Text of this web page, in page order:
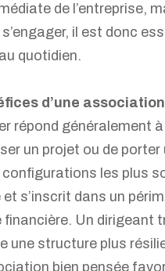
de l’entreprise,
il est donc
quotidien.
d’une
répond généralement
un projet ou de
configurations les plus
s’inscrit dans un
Un dirigeant
une structure plus
bien pensée